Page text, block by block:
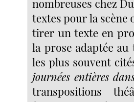
nombreuses chez
textes pour la scène
tirer un texte en
la prose adaptée
les plus souvent
journées entières
transpositions